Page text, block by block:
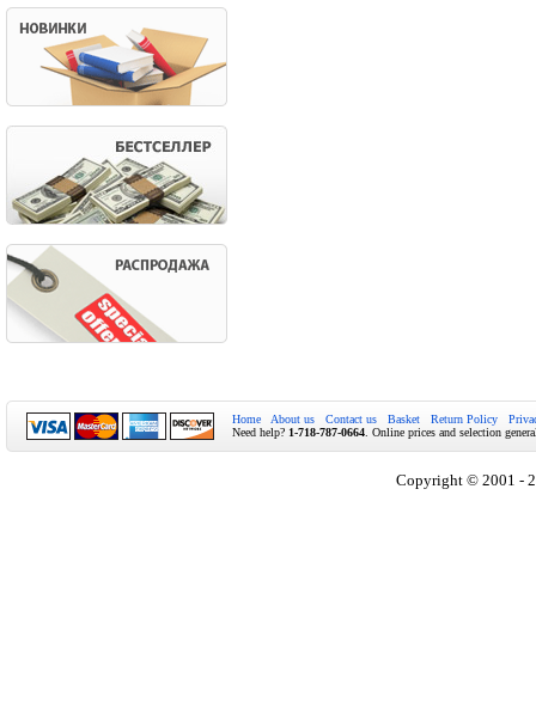
Home About us Contact us Basket Return Policy
Need help? 1-718-787-0664 . Online prices and selection
Copyright © 2001 -